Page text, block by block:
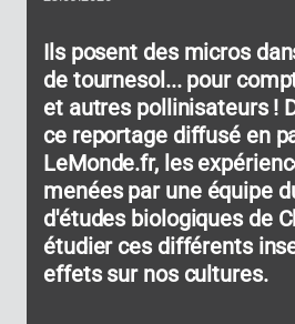
Ils posent des micros
de tournesol... pour
et autres pollinisateurs !
ce reportage diffusé en
LeMonde.fr, les
menées par une équipe
d'études biologiques de
étudier ces différents
effets sur nos cultures.